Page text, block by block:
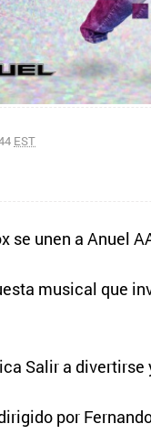
EST
se unen a Anuel
musical que
Salir a divertirse
por